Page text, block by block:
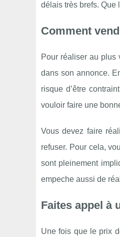
délais très brefs. Que
Comment
Pour réaliser au plus
dans son annonce.
risque d’être
vouloir faire une
Vous devez faire
refuser. Pour cela,
sont pleinement
empeche aussi de
Faites appel à
Une fois que le prix